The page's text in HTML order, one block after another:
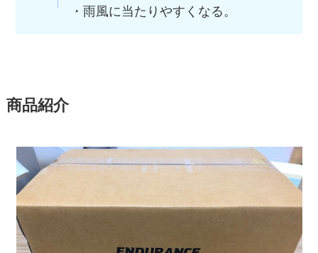
・雨風に当たりやすくなる。
商品紹介